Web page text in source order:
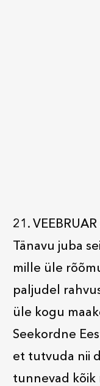
21.
Tänavu juba
mille üle
paljudel
üle kogu
Seekordne
et tutvuda nii
tunnevad kõik